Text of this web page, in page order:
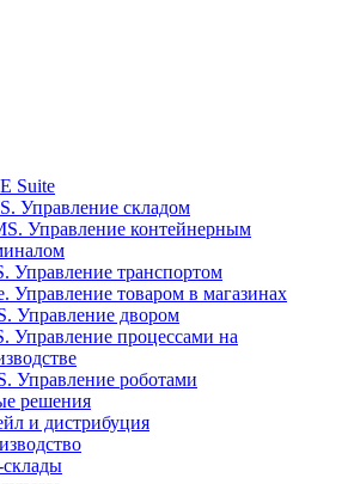
Suite
Управление складом
Управление контейнерным
Управление транспортом
Управление товаром в магазинах
Управление двором
Управление процессами на
Управление роботами
решения
и дистрибуция